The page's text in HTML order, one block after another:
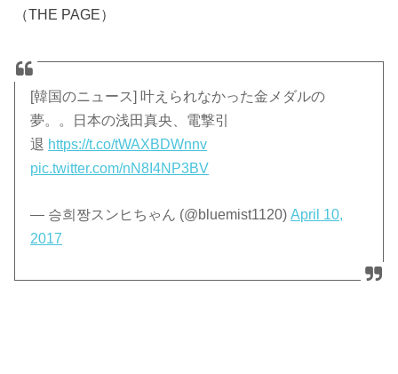
（THE PAGE）
[韓国のニュース] 叶えられなかった金メダルの
夢。。日本の浅田真央、電撃引
退 https://t.co/tWAXBDWnnv
pic.twitter.com/nN8I4NP3BV
— 승희짱スンヒちゃん (@bluemist1120)April 10,
2017